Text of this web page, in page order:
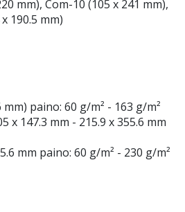
mm), Com-10 (105 x 241 mm),
190.5 mm)
paino: 60 g/m² - 163 g/m²
147.3 mm - 215.9 x 355.6 mm
mm paino: 60 g/m² - 230 g/m²